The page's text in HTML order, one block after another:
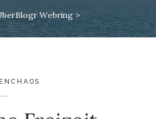
Webring >